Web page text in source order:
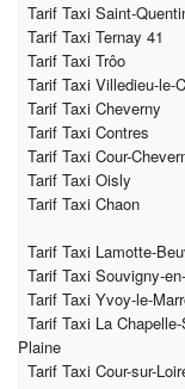
Tarif Taxi Saint-
Tarif Taxi Ternay 41
Tarif Taxi Trôo
Tarif Taxi Villedieu-le-
Tarif Taxi Cheverny
Tarif Taxi Contres
Tarif Taxi Cour-
Tarif Taxi Oisly
Tarif Taxi Chaon
Tarif Taxi Lamotte-
Tarif Taxi Souvigny-
Tarif Taxi Yvoy-le-
Tarif Taxi La
Plaine
Tarif Taxi Cour-sur-